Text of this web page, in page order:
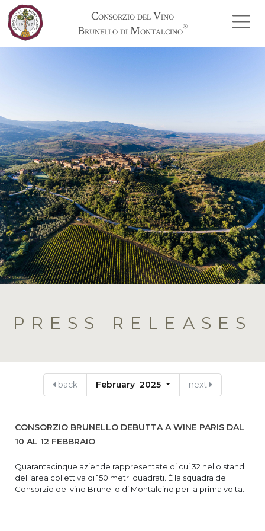
Consorzio del Vino
Brunello di Montalcino®
PRESS RELEASES
back February 2025 next
CONSORZIO BRUNELLO DEBUTTA A WINE PARIS DAL
10 AL 12 FEBBRAIO
Quarantacinque aziende rappresentate di cui 32 nello stand
dell’area collettiva di 150 metri quadrati. È la squadra del
Consorzio del vino Brunello di Montalcino per la prima volta...